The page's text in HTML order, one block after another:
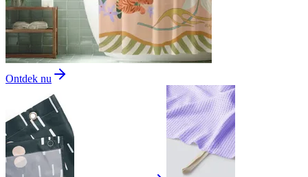
Ontdek nu